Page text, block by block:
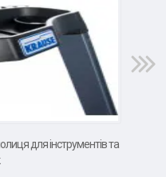
для інструментів та